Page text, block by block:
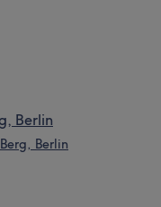
Berlin
Berlin